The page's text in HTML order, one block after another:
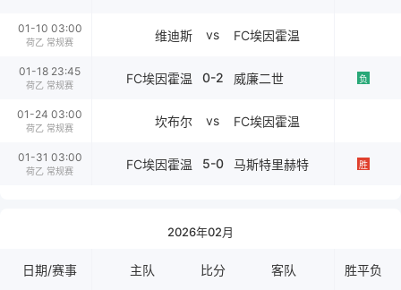
01-10 03:00
荷乙 常规赛 维迪斯 vs FC埃因霍温
01-18 23:45
荷乙 常规赛 FC埃因霍温 0-2 威廉二世 负
01-24 03:00
荷乙 常规赛 坎布尔 vs FC埃因霍温
01-31 03:00
荷乙 常规赛 FC埃因霍温 5-0 马斯特里赫特 胜
2026年02月
日期/赛事 主队 比分 客队 胜平负